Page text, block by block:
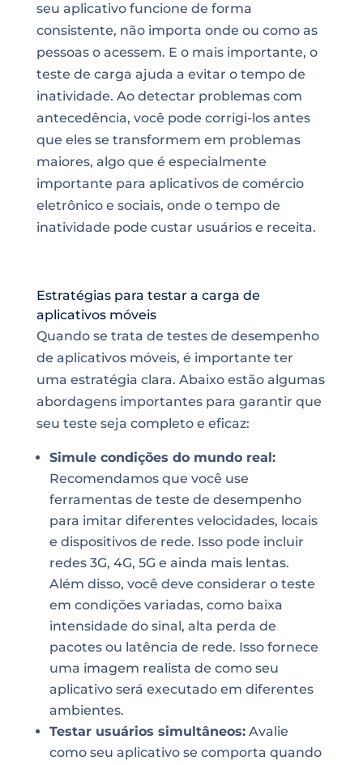
seu aplicativo funcione de forma
consistente, não importa onde ou como as
pessoas o acessem. E o mais importante, o
teste de carga ajuda a evitar o tempo de
inatividade. Ao detectar problemas com
antecedência, você pode corrigi-los antes
que eles se transformem em problemas
maiores, algo que é especialmente
importante para aplicativos de comércio
eletrônico e sociais, onde o tempo de
inatividade pode custar usuários e receita.
Estratégias para testar a carga de
aplicativos móveis
Quando se trata de testes de desempenho
de aplicativos móveis, é importante ter
uma estratégia clara. Abaixo estão algumas
abordagens importantes para garantir que
seu teste seja completo e eficaz:
Simule condições do mundo real:
Recomendamos que você use
ferramentas de teste de desempenho
para imitar diferentes velocidades, locais
e dispositivos de rede. Isso pode incluir
redes 3G, 4G, 5G e ainda mais lentas.
Além disso, você deve considerar o teste
em condições variadas, como baixa
intensidade do sinal, alta perda de
pacotes ou latência de rede. Isso fornece
uma imagem realista de como seu
aplicativo será executado em diferentes
ambientes.
Testar usuários simultâneos:Avalie
como seu aplicativo se comporta quando